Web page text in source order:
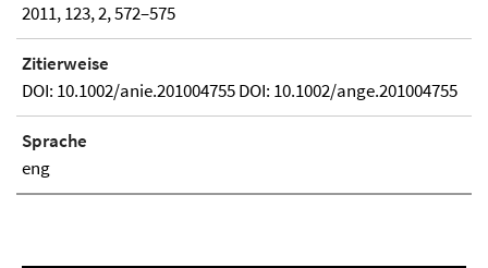
2011, 123, 2, 572–575
Zitierweise
DOI: 10.1002/anie.201004755 DOI: 10.1002/ange.201004755
Sprache
eng